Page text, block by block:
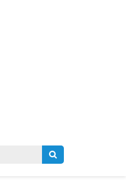
Rechercher :